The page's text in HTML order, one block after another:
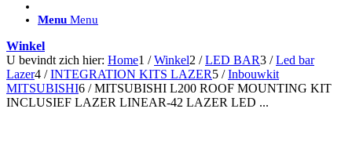
ACCESSOIRES/ AANSLUITMATERIAAL
Can-bus interface
Accessoires Lazer
Kabelboom & Adapters
Installatiemateriaal
Connectoren
Menu Menu
Winkel
U bevindt zich hier: Home1 / Winkel2 / LED BAR3 / Led bar
Lazer4 / INTEGRATION KITS LAZER5 / Inbouwkit
MITSUBISHI6 / MITSUBISHI L200 ROOF MOUNTING KIT
INCLUSIEF LAZER LINEAR-42 LAZER LED ...